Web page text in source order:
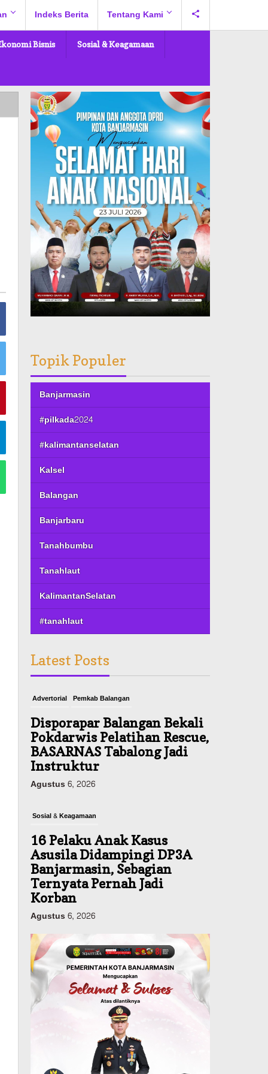
Indeks Berita Tentang Kami
Bisnis Sosial & Keagamaan
Topik Populer
Banjarmasin
#pilkada2024
#kalimantanselatan
Kalsel
Balangan
Banjarbaru
Tanahbumbu
Tanahlaut
KalimantanSelatan
#tanahlaut
Latest Posts
Advertorial Pemkab Balangan
Disporapar Balangan Bekali
Pokdarwis Pelatihan Rescue,
BASARNAS Tabalong Jadi
Instruktur
Agustus 6, 2026
Sosial & Keagamaan
16 Pelaku Anak Kasus
Asusila Didampingi DP3A
Banjarmasin, Sebagian
Ternyata Pernah Jadi
Korban
Agustus 6, 2026
Dinas PUPR Kalsel Pembangunan
Tindak Lanjut
Pascakecelakaan Maut,
Pemerintah Janji
Tingkatkan Fasilitas
Keselamatan Jalan
Alternatif Banjarbaru–